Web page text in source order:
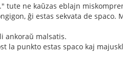
tute ne kaŭzas eblajn
ĝi estas sekvata de spaco.
ankoraŭ malsatis.
la punkto estas spaco kaj